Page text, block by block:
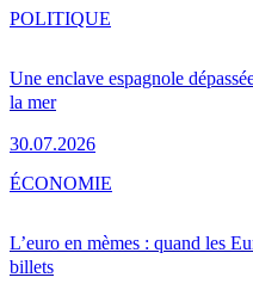
Une enclave espagnole
la mer
30.07.2026
POLITIQUE
L’euro en mèmes : quand les
billets
ÉCONOMIE